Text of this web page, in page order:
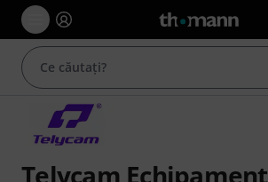
Telycam Echipament